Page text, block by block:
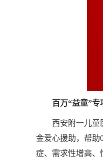
百万“益童”
西安附一儿童
金爱心援助，帮助
症、需求性增高、